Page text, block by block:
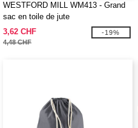
WESTFORD MILL WM413 - Grand
sac en toile de jute
3,62 CHF
4,48 CHF
-19%